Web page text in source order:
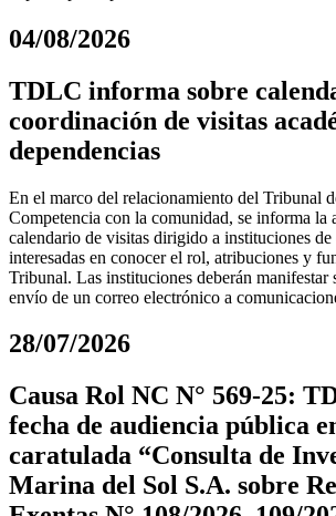
04/08/2026
TDLC informa sobre
coordinación de visitas
dependencias
En el marco del relacionamiento del Tribunal
Competencia con la comunidad, se informa la
calendario de visitas dirigido a instituciones
interesadas en conocer el rol, atribuciones y
Tribunal. Las instituciones deberán manifestar
envío de un correo electrónico a
28/07/2026
Causa Rol NC N° 569-25:
fecha de audiencia pública
caratulada “Consulta de
Marina del Sol S.A. sobre